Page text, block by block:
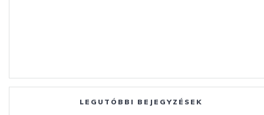
LEGUTÓBBI BEJEGYZÉSEK